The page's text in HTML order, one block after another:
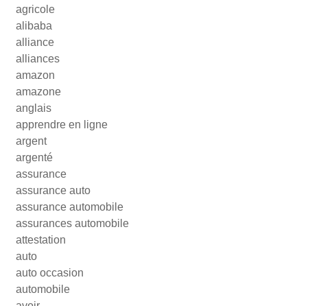
agricole
alibaba
alliance
alliances
amazon
amazone
anglais
apprendre en ligne
argent
argenté
assurance
assurance auto
assurance automobile
assurances automobile
attestation
auto
auto occasion
automobile